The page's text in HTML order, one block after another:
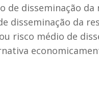
de disseminação
disseminação da
risco médio de